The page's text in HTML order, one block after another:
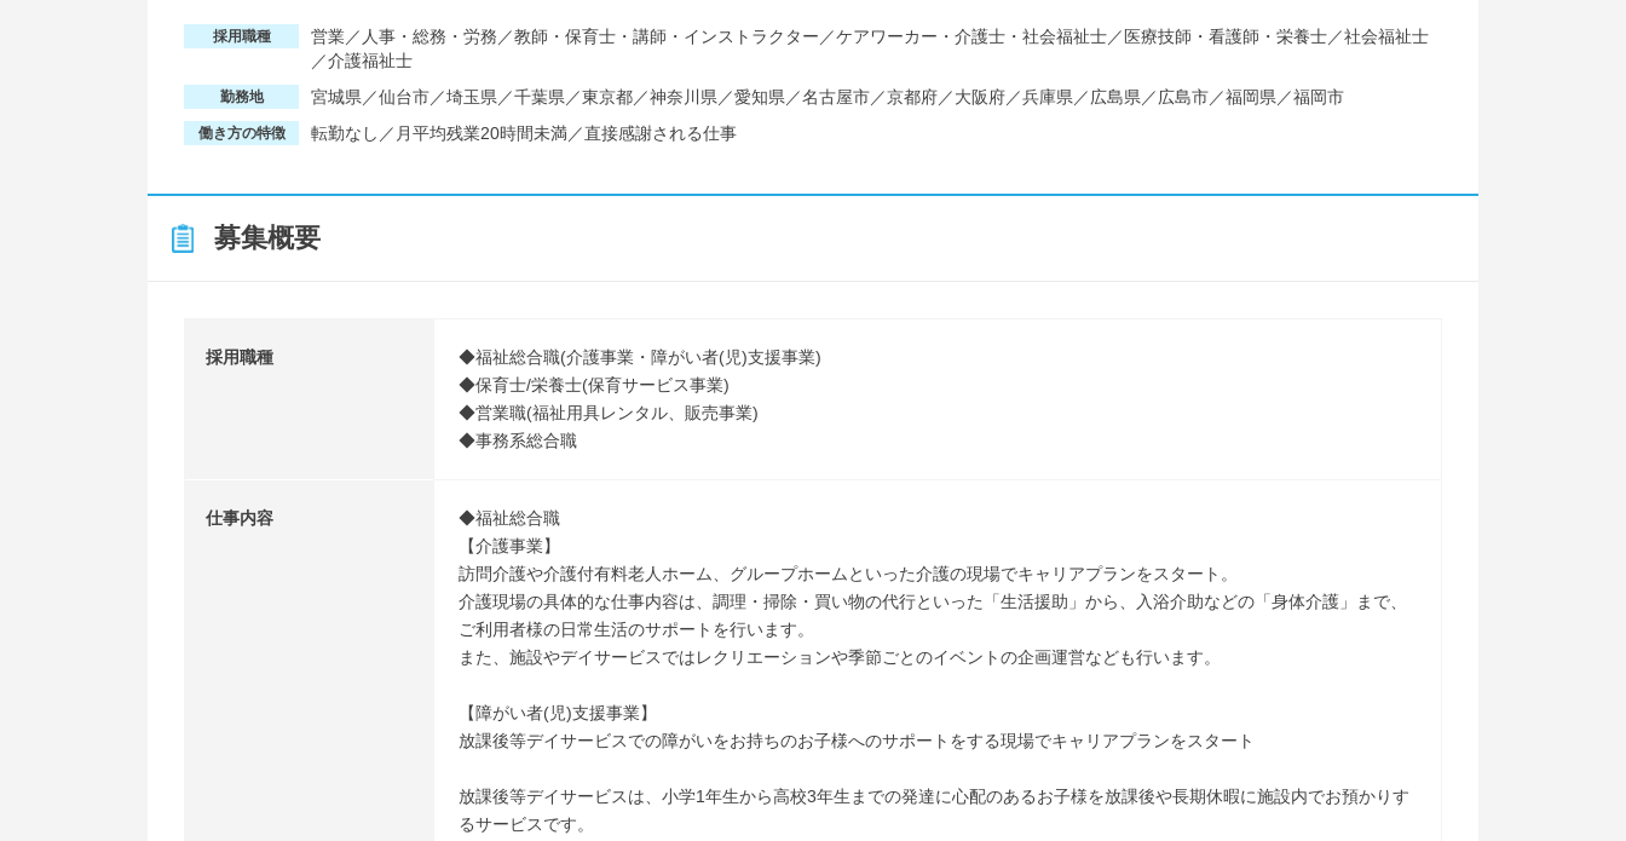
採用職種
営業／人事・総務・労務／教師・保育士・講師・インストラクター／ケアワーカー・介護士・社会福祉士／医療技師・看護師・栄養士／社会福祉士
／介護福祉士
勤務地 宮城県／仙台市／埼玉県／千葉県／東京都／神奈川県／愛知県／名古屋市／京都府／大阪府／兵庫県／広島県／広島市／福岡県／福岡市
働き方の特徴 転勤なし／月平均残業20時間未満／直接感謝される仕事
募集概要
採用職種
◆福祉総合職(介護事業・障がい者(児)支援事業)
◆保育士/栄養士(保育サービス事業)
◆営業職(福祉用具レンタル、販売事業)
◆事務系総合職
仕事内容
◆福祉総合職
【介護事業】
訪問介護や介護付有料老人ホーム、グループホームといった介護の現場でキャリアプランをスタート。
介護現場の具体的な仕事内容は、調理・掃除・買い物の代行といった「生活援助」から、入浴介助などの「身体介護」まで、
ご利用者様の日常生活のサポートを行います。
また、施設やデイサービスではレクリエーションや季節ごとのイベントの企画運営なども行います。
【障がい者(児)支援事業】
放課後等デイサービスでの障がいをお持ちのお子様へのサポートをする現場でキャリアプランをスタート
放課後等デイサービスは、小学1年生から高校3年生までの発達に心配のあるお子様を放課後や長期休暇に施設内でお預かりす
るサービスです。